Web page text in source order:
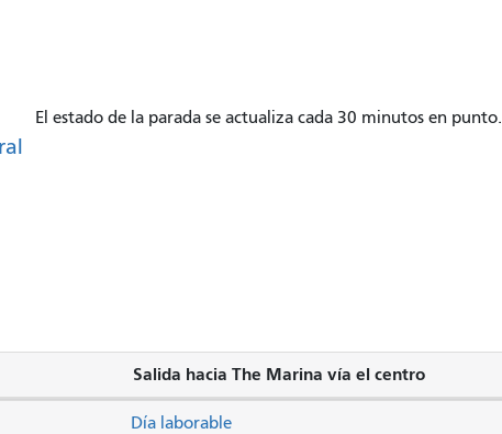
El estado de la parada se actualiza cada 30 minutos en punto.
Salida hacia The Marina vía el centro
Día laborable